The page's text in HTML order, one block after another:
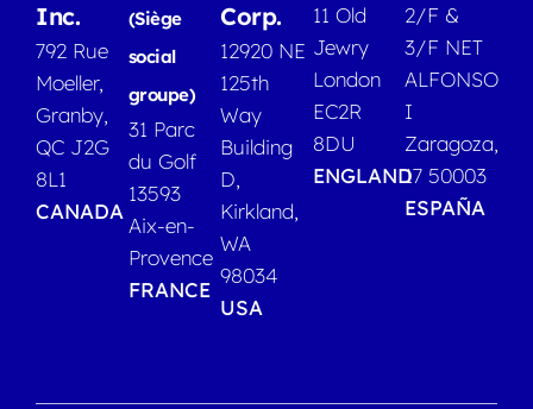
Inc.
792 Rue
Moeller,
Granby,
QC J2G
8L1
CANADA
(Siège
social
groupe)
31 Parc
du Golf
13593
Aix-en-
Provence
FRANCE
Corp.
12920 NE
125th
Way
Building
D,
Kirkland,
WA
98034
USA
11 Old
Jewry
London
EC2R
8DU
ENGLAND
2/F &
3/F NET
ALFONSO
I
Zaragoza,
17 50003
ESPAÑA